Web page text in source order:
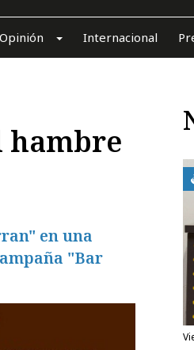
Opinión Internacional
hambre
en una
"Bar